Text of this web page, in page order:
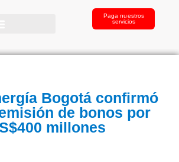
Paga nuestros
servicios
Bogotá confirmó
de bonos por
millones